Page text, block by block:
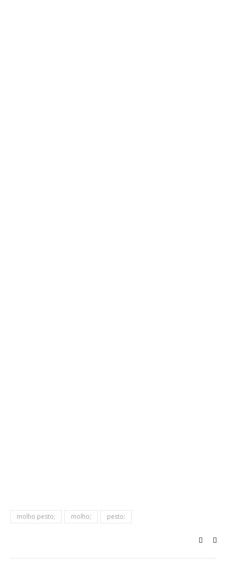
molho pesto; molho; pesto: